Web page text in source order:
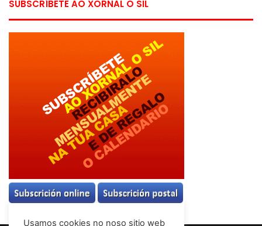
SUBSCRÍBETE AO XORNAL O SIL
Usamos cookies no noso sitio web